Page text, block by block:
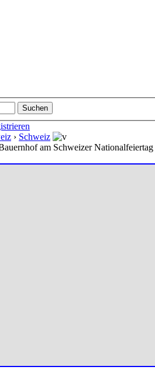
› Schweiz
am Schweizer Nationalfeiertag